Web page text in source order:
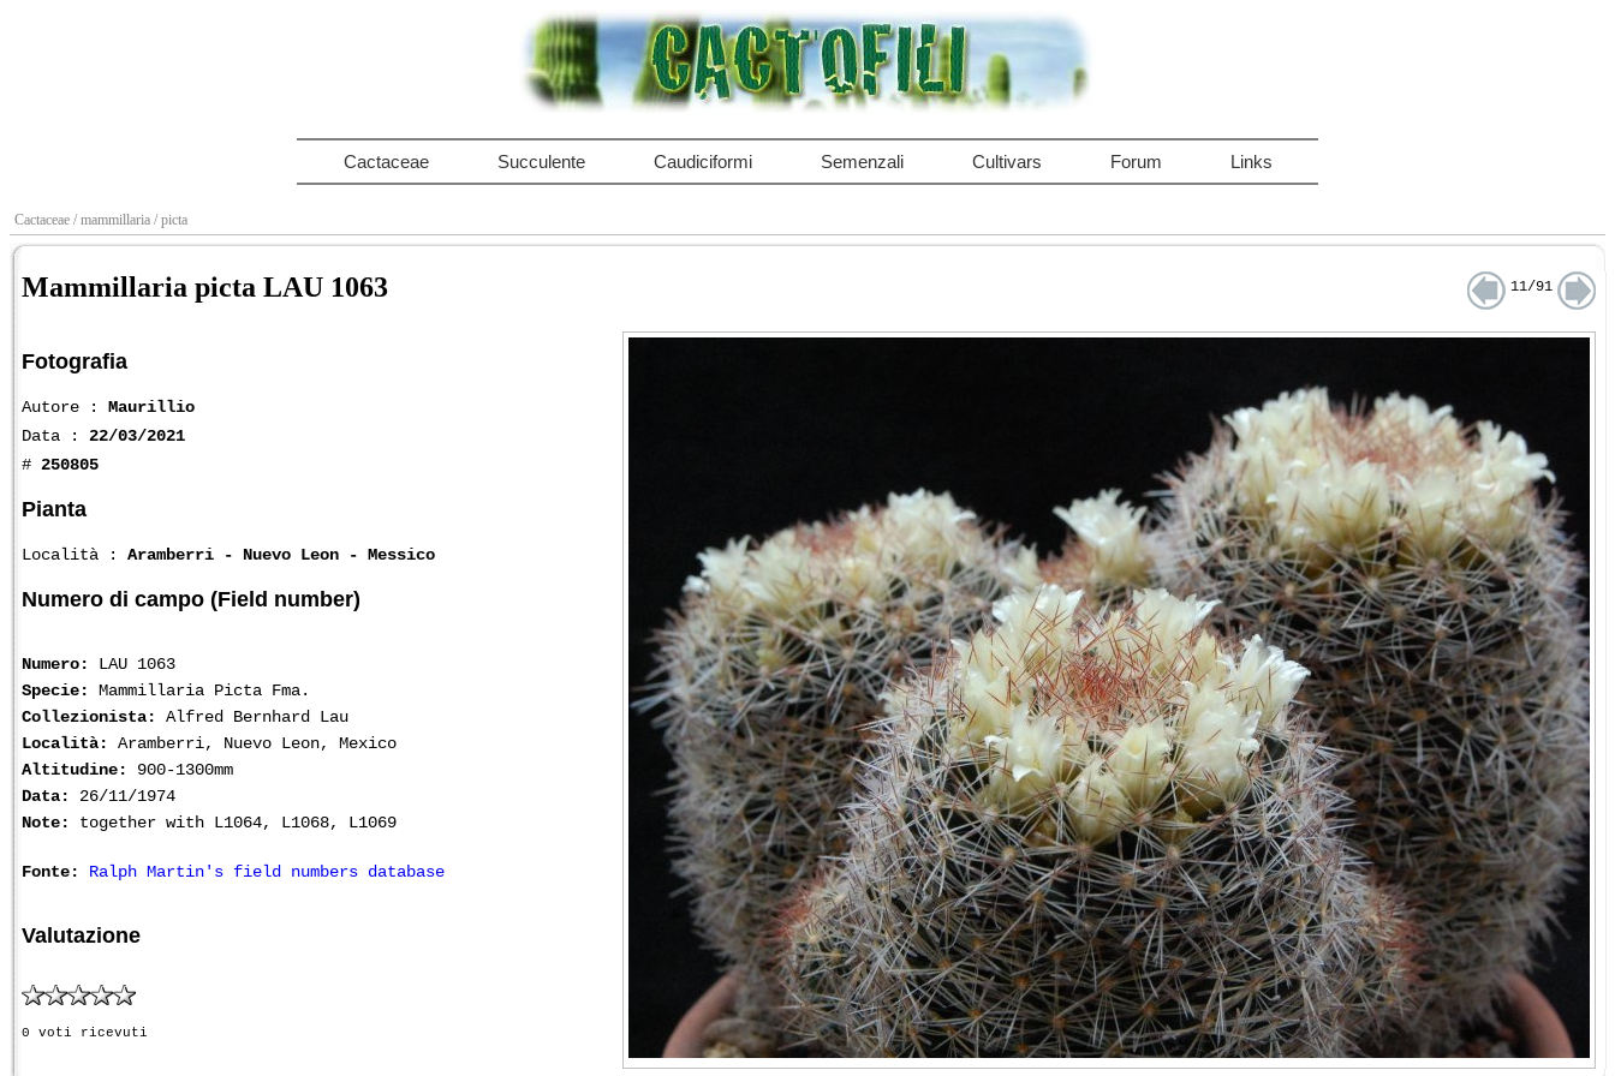
Cactaceae Succulente Caudiciformi Semenzali Cultivars Forum Links
Cactaceae / mammillaria / picta
Mammillaria picta LAU 1063 11/91
Fotografia
Autore : Maurillio
Data : 22/03/2021
# 250805
Pianta
Località : Aramberri - Nuevo Leon - Messico
Numero di campo (Field number)
Numero:
LAU 1063
Specie:
Mammillaria Picta Fma.
Collezionista:
Alfred Bernhard Lau
Località:
Aramberri, Nuevo Leon, Mexico
Altitudine:
900-1300mm
Data:
26/11/1974
Note:
together with L1064, L1068, L1069
Fonte: Ralph Martin's field numbers database
Valutazione
0 voti ricevuti